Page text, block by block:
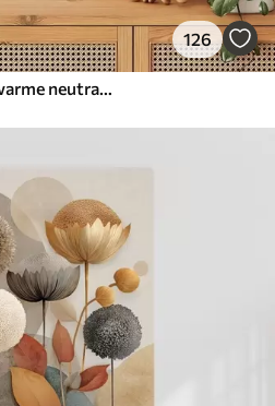
126
Reliefcirkels en een tak in warme neutrale tinten